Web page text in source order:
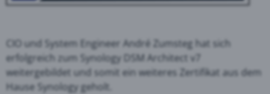
CIO und System Engineer André Zumsteg hat sich
erfolgreich zum Synology DSM Architect v7
weitergebildet und somit ein weiteres Zertifikat aus dem
Hause Synology geholt.